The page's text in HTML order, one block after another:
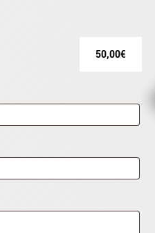
50,00€